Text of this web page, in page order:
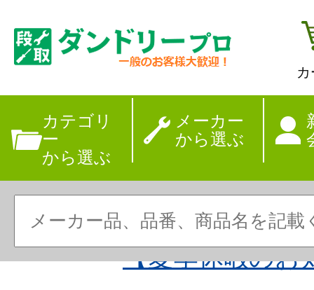
カテゴリ
ー
から選ぶ
メーカー
から選ぶ
【夏季休暇のお